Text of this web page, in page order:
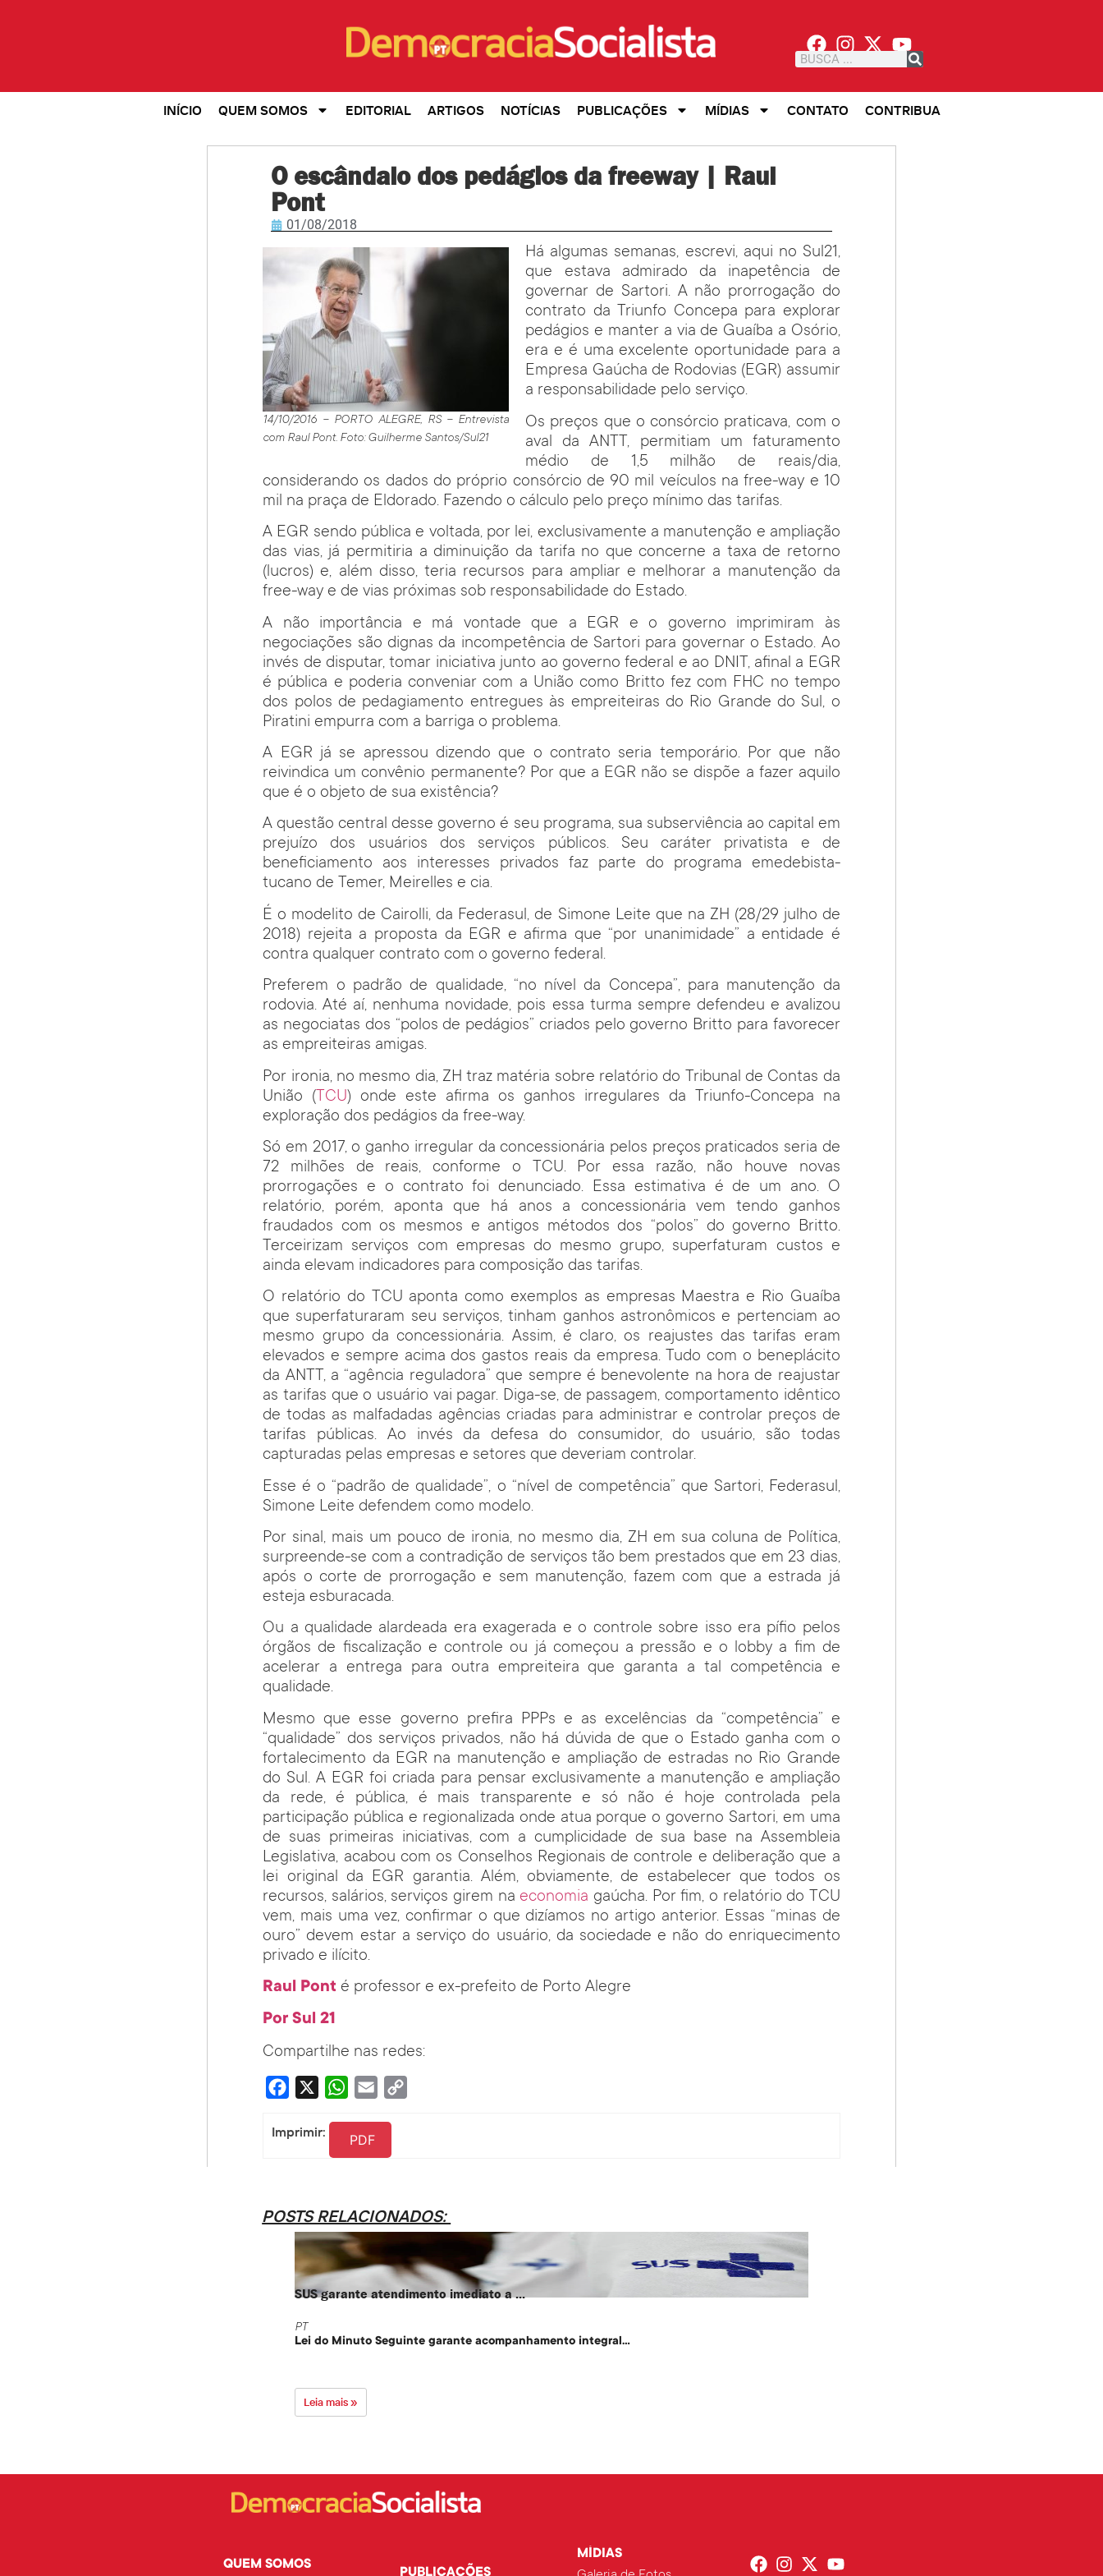
INÍCIO QUEM SOMOS EDITORIAL ARTIGOS NOTÍCIAS PUBLICAÇÕES MÍDIAS CONTATO CONTRIBUA
O escândalo dos pedágios da freeway | Raul
Pont
01/08/2018
14/10/2016 – PORTO ALEGRE, RS – Entrevista
com Raul Pont. Foto: Guilherme Santos/Sul21
Há algumas semanas, escrevi, aqui no Sul21,
que estava admirado da inapetência de
governar de Sartori. A não prorrogação do
contrato da Triunfo Concepa para explorar
pedágios e manter a via de Guaíba a Osório,
era e é uma excelente oportunidade para a
Empresa Gaúcha de Rodovias (EGR) assumir
a responsabilidade pelo serviço.
Os preços que o consórcio praticava, com o
aval da ANTT, permitiam um faturamento
médio de 1,5 milhão de reais/dia,
considerando os dados do próprio consórcio de 90 mil veículos na free-way e 10
mil na praça de Eldorado. Fazendo o cálculo pelo preço mínimo das tarifas.
A EGR sendo pública e voltada, por lei, exclusivamente a manutenção e ampliação
das vias, já permitiria a diminuição da tarifa no que concerne a taxa de retorno
(lucros) e, além disso, teria recursos para ampliar e melhorar a manutenção da
free-way e de vias próximas sob responsabilidade do Estado.
A não importância e má vontade que a EGR e o governo imprimiram às
negociações são dignas da incompetência de Sartori para governar o Estado. Ao
invés de disputar, tomar iniciativa junto ao governo federal e ao DNIT, afinal a EGR
é pública e poderia conveniar com a União como Britto fez com FHC no tempo
dos polos de pedagiamento entregues às empreiteiras do Rio Grande do Sul, o
Piratini empurra com a barriga o problema.
A EGR já se apressou dizendo que o contrato seria temporário. Por que não
reivindica um convênio permanente? Por que a EGR não se dispõe a fazer aquilo
que é o objeto de sua existência?
A questão central desse governo é seu programa, sua subserviência ao capital em
prejuízo dos usuários dos serviços públicos. Seu caráter privatista e de
beneficiamento aos interesses privados faz parte do programa emedebista-
tucano de Temer, Meirelles e cia.
É o modelito de Cairolli, da Federasul, de Simone Leite que na ZH (28/29 julho de
2018) rejeita a proposta da EGR e afirma que “por unanimidade” a entidade é
contra qualquer contrato com o governo federal.
Preferem o padrão de qualidade, “no nível da Concepa”, para manutenção da
rodovia. Até aí, nenhuma novidade, pois essa turma sempre defendeu e avalizou
as negociatas dos “polos de pedágios” criados pelo governo Britto para favorecer
as empreiteiras amigas.
Por ironia, no mesmo dia, ZH traz matéria sobre relatório do Tribunal de Contas da
União (TCU) onde este afirma os ganhos irregulares da Triunfo-Concepa na
exploração dos pedágios da free-way.
Só em 2017, o ganho irregular da concessionária pelos preços praticados seria de
72 milhões de reais, conforme o TCU. Por essa razão, não houve novas
prorrogações e o contrato foi denunciado. Essa estimativa é de um ano. O
relatório, porém, aponta que há anos a concessionária vem tendo ganhos
fraudados com os mesmos e antigos métodos dos “polos” do governo Britto.
Terceirizam serviços com empresas do mesmo grupo, superfaturam custos e
ainda elevam indicadores para composição das tarifas.
O relatório do TCU aponta como exemplos as empresas Maestra e Rio Guaíba
que superfaturaram seu serviços, tinham ganhos astronômicos e pertenciam ao
mesmo grupo da concessionária. Assim, é claro, os reajustes das tarifas eram
elevados e sempre acima dos gastos reais da empresa. Tudo com o beneplácito
da ANTT, a “agência reguladora” que sempre é benevolente na hora de reajustar
as tarifas que o usuário vai pagar. Diga-se, de passagem, comportamento idêntico
de todas as malfadadas agências criadas para administrar e controlar preços de
tarifas públicas. Ao invés da defesa do consumidor, do usuário, são todas
capturadas pelas empresas e setores que deveriam controlar.
Esse é o “padrão de qualidade”, o “nível de competência” que Sartori, Federasul,
Simone Leite defendem como modelo.
Por sinal, mais um pouco de ironia, no mesmo dia, ZH em sua coluna de Política,
surpreende-se com a contradição de serviços tão bem prestados que em 23 dias,
após o corte de prorrogação e sem manutenção, fazem com que a estrada já
esteja esburacada.
Ou a qualidade alardeada era exagerada e o controle sobre isso era pífio pelos
órgãos de fiscalização e controle ou já começou a pressão e o lobby a fim de
acelerar a entrega para outra empreiteira que garanta a tal competência e
qualidade.
Mesmo que esse governo prefira PPPs e as excelências da “competência” e
“qualidade” dos serviços privados, não há dúvida de que o Estado ganha com o
fortalecimento da EGR na manutenção e ampliação de estradas no Rio Grande
do Sul. A EGR foi criada para pensar exclusivamente a manutenção e ampliação
da rede, é pública, é mais transparente e só não é hoje controlada pela
participação pública e regionalizada onde atua porque o governo Sartori, em uma
de suas primeiras iniciativas, com a cumplicidade de sua base na Assembleia
Legislativa, acabou com os Conselhos Regionais de controle e deliberação que a
lei original da EGR garantia. Além, obviamente, de estabelecer que todos os
recursos, salários, serviços girem na economia gaúcha. Por fim, o relatório do TCU
vem, mais uma vez, confirmar o que dizíamos no artigo anterior. Essas “minas de
ouro” devem estar a serviço do usuário, da sociedade e não do enriquecimento
privado e ilícito.
Raul Pont é professor e ex-prefeito de Porto Alegre
Por Sul 21
Compartilhe nas redes:
Facebook WhatsApp
Email
Imprimir: PDF
POSTS RELACIONADOS:
SUS garante atendimento imediato a ...
PT
Lei do Minuto Seguinte garante acompanhamento integral...
Leia mais »
QUEM SOMOS
PUBLICAÇÕES
MÍDIAS